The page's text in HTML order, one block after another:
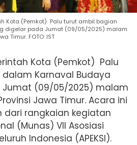
Kota (Pemkot) Palu turut ambil bagian
digelar pada Jumat (09/05/2025) malam
Timur. FOTO: IST
Kota (Pemkot) Palu
Karnaval Budaya
(09/05/2025) malam
Jawa Timur. Acara ini
dari rangkaian kegiatan
(Munas) VII Asosiasi
Indonesia (APEKSI).